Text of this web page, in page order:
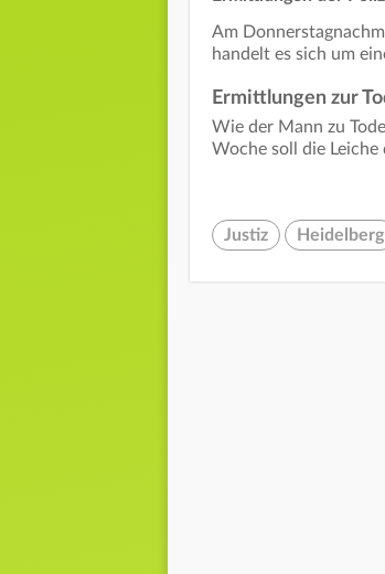
Am
handelt es sich um
Ermittlungen zur
Wie der Mann zu
Woche soll die
Justiz Heidelberg